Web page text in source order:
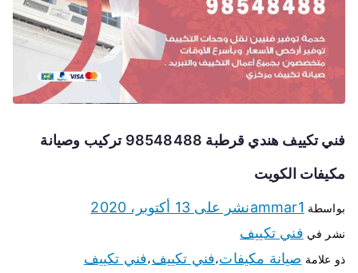
فني تكييف هندي قرطبة 98548488 تركيب وصيانة
مكيفات الكويت
بواسطة ammar1نشر على 13 أكتوبر، 2020
نشر في فني تكييف
ذو علامة صيانة مكيفات،فني تكييف،فني تكييف